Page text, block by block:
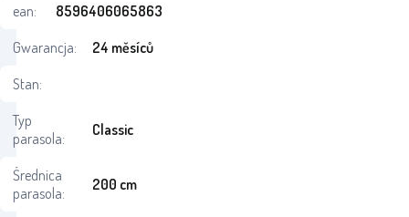
ean:
8596406065863
Gwarancja:
24 měsíců
Stan:
Typ
parasola:
Classic
Średnica
parasola:
200 cm